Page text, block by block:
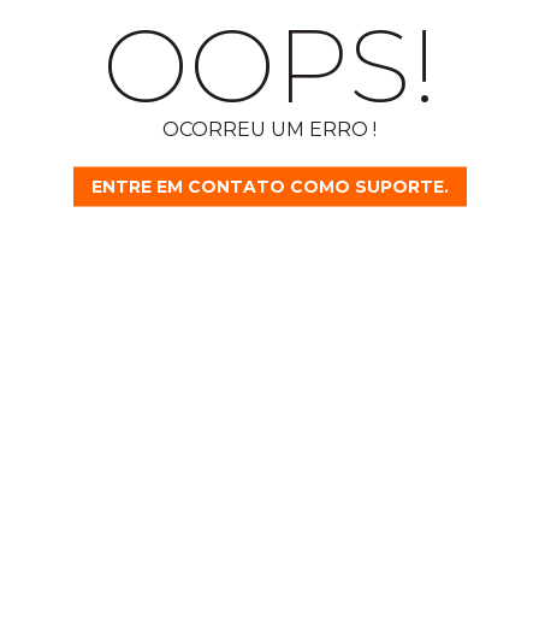
OOPS!
OCORREU UM ERRO !
ENTRE EM CONTATO COMO SUPORTE.